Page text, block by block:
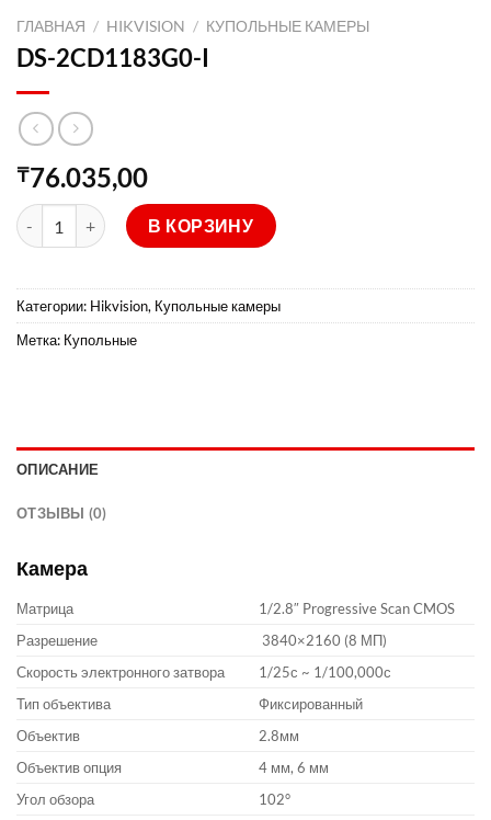
ГЛАВНАЯ / HIKVISION / КУПОЛЬНЫЕ КАМЕРЫ
DS-2CD1183G0-I
₸76.035,00
Количество товара DS-2CD1183G0-I
В КОРЗИНУ
Категории: Hikvision, Купольные камеры
Метка: Купольные
ОПИСАНИЕ
ОТЗЫВЫ (0)
Камера
Матрица
1/2.8″ Progressive Scan CMOS
Разрешение
3840×2160 (8 МП)
Скорость электронного затвора
1/25с ~ 1/100,000с
Тип объектива
Фиксированный
Объектив
2.8мм
Объектив опция
4 мм, 6 мм
Угол обзора
102°